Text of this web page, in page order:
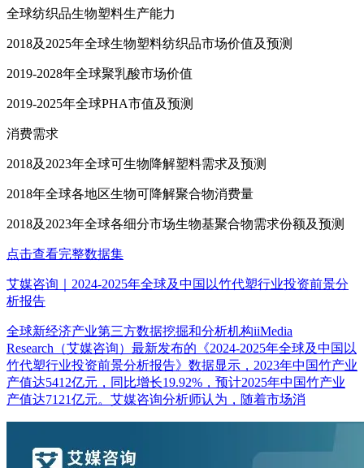
全球纺织品生物塑料生产能力
2018及2025年全球生物塑料纺织品市场价值及预测
2019-2028年全球聚乳酸市场价值
2019-2025年全球PHA市值及预测
消费需求
2018及2023年全球可生物降解塑料需求及预测
2018年全球各地区生物可降解聚合物消费量
2018及2023年全球各细分市场生物基聚合物需求份额及预测
点击查看完整数据集
艾媒咨询｜2024-2025年全球及中国以竹代塑行业投资前景分
析报告
全球新经济产业第三方数据挖掘和分析机构iiMedia
Research（艾媒咨询）最新发布的《2024-2025年全球及中国以
竹代塑行业投资前景分析报告》数据显示，2023年中国竹产业
产值达5412亿元，同比增长19.92%，预计2025年中国竹产业
产值达7121亿元。艾媒咨询分析师认为，随着市场消